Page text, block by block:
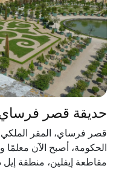
حديقة قصر
قصر فرساي، المقر
الحكومة، أصبح الآن
مقاطعة إيفلين، منطقة